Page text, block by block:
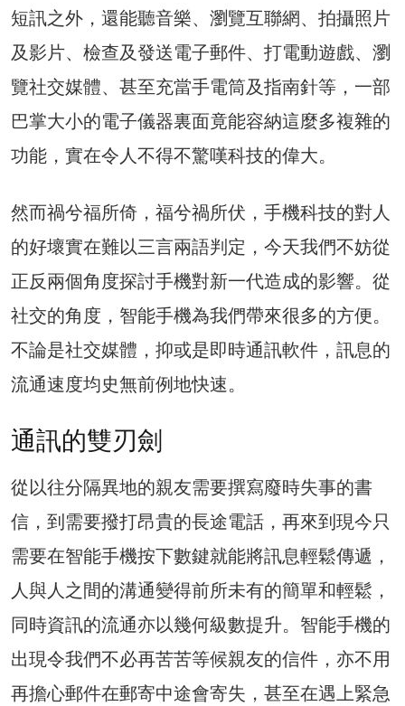
短訊之外，還能聽音樂、瀏覽互聯網、拍攝照片
及影片、檢查及發送電子郵件、打電動遊戲、瀏
覽社交媒體、甚至充當手電筒及指南針等，一部
巴掌大小的電子儀器裏面竟能容納這麼多複雜的
功能，實在令人不得不驚嘆科技的偉大。
然而禍兮福所倚，福兮禍所伏，手機科技的對人
的好壞實在難以三言兩語判定，今天我們不妨從
正反兩個角度探討手機對新一代造成的影響。從
社交的角度，智能手機為我們帶來很多的方便。
不論是社交媒體，抑或是即時通訊軟件，訊息的
流通速度均史無前例地快速。
通訊的雙刃劍
從以往分隔異地的親友需要撰寫廢時失事的書
信，到需要撥打昂貴的長途電話，再來到現今只
需要在智能手機按下數鍵就能將訊息輕鬆傳遞，
人與人之間的溝通變得前所未有的簡單和輕鬆，
同時資訊的流通亦以幾何級數提升。智能手機的
出現令我們不必再苦苦等候親友的信件，亦不用
再擔心郵件在郵寄中途會寄失，甚至在遇上緊急